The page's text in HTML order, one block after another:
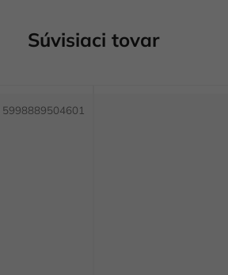
Súvisiaci tovar
5998889504601